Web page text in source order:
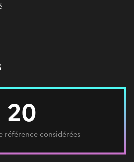
20
référence considérées